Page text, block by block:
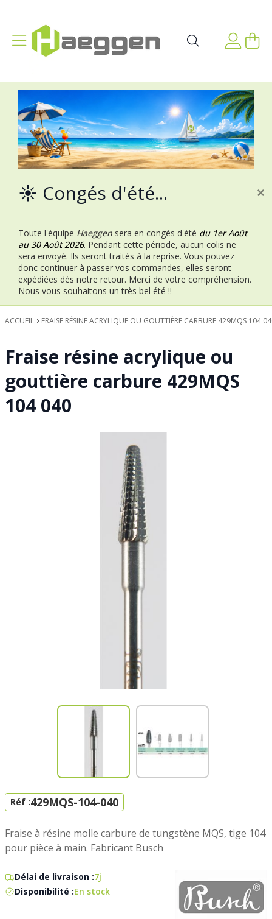
Affichage navigation Mon
☀️ Congés d'été...
Toute l'équipe Haeggen sera en congés d'été du 1er Août
au 30 Août 2026. Pendant cette période, aucun colis ne
sera envoyé. Ils seront traités à la reprise. Vous pouvez
donc continuer à passer vos commandes, elles seront
expédiées dès notre retour. Merci de votre compréhension.
Nous vous souhaitons un très bel été !!
×
ACCUEIL FRAISE RÉSINE ACRYLIQUE OU GOUTTIÈRE CARBURE 429MQS 104
Fraise résine acrylique ou
gouttière carbure 429MQS
104 040
Réf :429MQS-104-040
Fraise à résine molle carbure de tungstène MQS, tige 104
pour pièce à main. Fabricant Busch
Délai de livraison :7j
Disponibilité :En stock